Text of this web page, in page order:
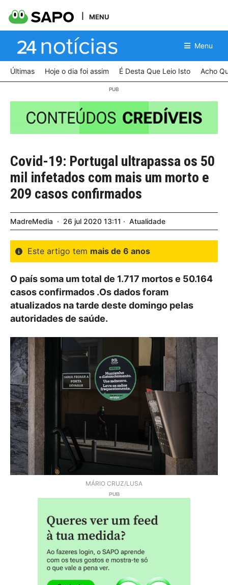
MENU
Menu
Últimas Hoje o dia foi assim É Desta Que Leio Isto Acho
Covid-19: Portugal ultrapassa os 50
mil infetados com mais um morto e
209 casos confirmados
MadreMedia 26 jul 2020 13:11 Atualidade
Este artigo tem mais de 6 anos
O país soma um total de 1.717 mortos e 50.164
casos confirmados .Os dados foram
atualizados na tarde deste domingo pelas
autoridades de saúde.
MÁRIO CRUZ/LUSA